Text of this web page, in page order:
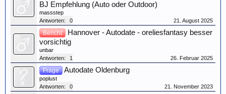
BJ Empfehlung (Auto oder Outdoor)
massstep
Antworten:
0 21. August 2025
Bericht
Hannover - Autodate - oreliesfantasy besser
vorsichtig
unbar
Antworten:
1 26. Februar 2025
Frage Autodate Oldenburg
poplust
Antworten:
0 21. November 2023